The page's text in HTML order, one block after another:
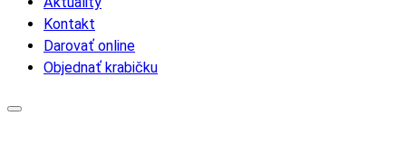
Kontakt
Darovať online
Objednať krabičku